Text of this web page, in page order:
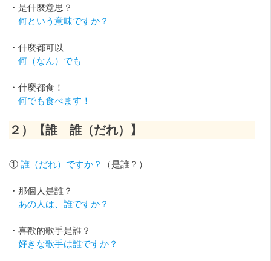
・是什麼意思？
何という意味ですか？
・什麼都可以
何（なん）でも
・什麼都食！
何でも食べます！
２） 【誰 誰（だれ）】
① 誰（だれ）ですか？ （是誰？）
・那個人是誰？
あの人は、誰ですか？
・喜歡的歌手是誰？
好きな歌手は誰ですか？